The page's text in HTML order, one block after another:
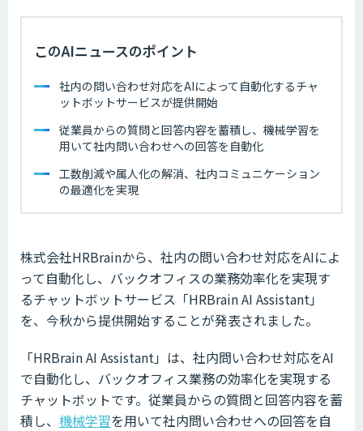
このAIニュースのポイント
社内の問い合わせ対応をAIによって自動化するチャ
ットボットサービスが提供開始
従業員からの質問と回答内容を蓄積し、機械学習を
用いて社内問い合わせへの回答を自動化
工数削減や属人化の解消、社内コミュニケーション
の最適化を実現
株式会社HRBrainから、社内の問い合わせ対応をAIによ
って自動化し、バックオフィスの業務効率化を実現す
るチャットボットサービス「HRBrain AI Assistant」
を、今秋から提供開始することが発表されました。
「HRBrain AI Assistant」は、社内問い合わせ対応をAI
で自動化し、バックオフィス業務の効率化を実現する
チャットボットです。従業員からの質問と回答内容を蓄
積し、 機械学習を用いて社内問い合わせへの回答を自